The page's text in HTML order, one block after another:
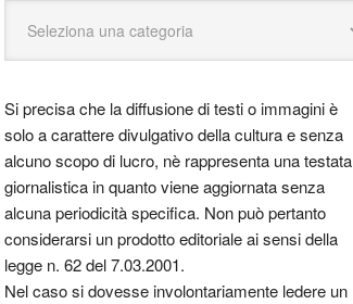
Si precisa che la diffusione di testi o immagini è
solo a carattere divulgativo della cultura e senza
alcuno scopo di lucro, nè rappresenta una testata
giornalistica in quanto viene aggiornata senza
alcuna periodicità specifica. Non può pertanto
considerarsi un prodotto editoriale ai sensi della
legge n. 62 del 7.03.2001.
Nel caso si dovesse involontariamente ledere un